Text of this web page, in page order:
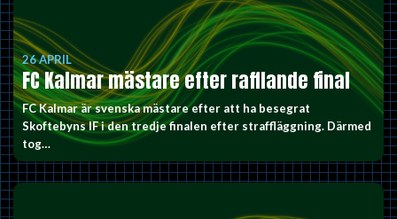
26 APRIL
FC Kalmar mästare efter rafflande final
FC Kalmar är svenska mästare efter att ha besegrat
Skoftebyns IF i den tredje finalen efter straffläggning. Därmed
tog…